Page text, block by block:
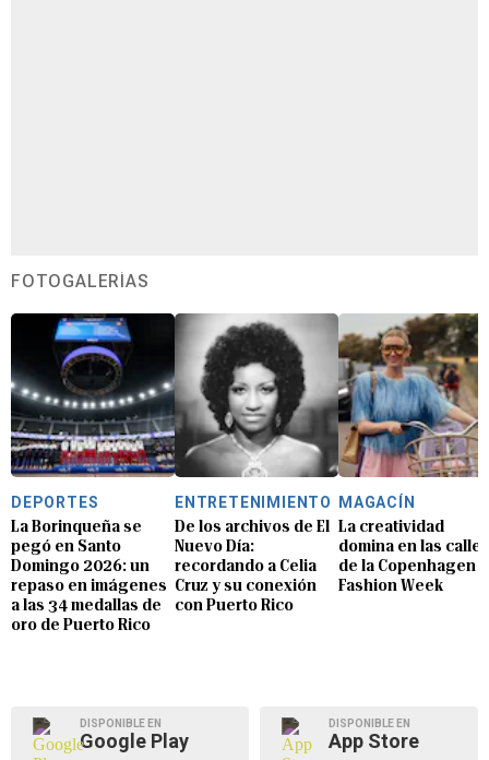
FOTOGALERÍAS
DEPORTES
La Borinqueña se
pegó en Santo
Domingo 2026: un
repaso en imágenes
a las 34 medallas de
oro de Puerto Rico
ENTRETENIMIENTO
De los archivos de El
Nuevo Día:
recordando a Celia
Cruz y su conexión
con Puerto Rico
MAGACÍN
La creatividad
domina en las calles
de la Copenhagen
Fashion Week
DISPONIBLE EN
Google Play
DISPONIBLE EN
App Store